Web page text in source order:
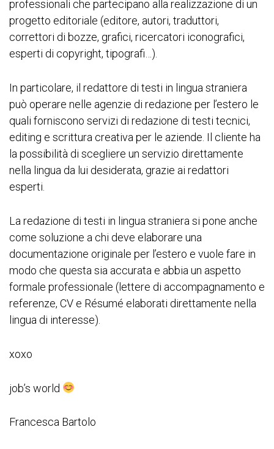
professionali che partecipano alla realizzazione di un
progetto editoriale (editore, autori, traduttori,
correttori di bozze, grafici, ricercatori iconografici,
esperti di copyright, tipografi…).
In particolare, il redattore di testi in lingua straniera
può operare nelle agenzie di redazione per l’estero le
quali forniscono servizi di redazione di testi tecnici,
editing e scrittura creativa per le aziende. Il cliente ha
la possibilità di scegliere un servizio direttamente
nella lingua da lui desiderata, grazie ai redattori
esperti.
La redazione di testi in lingua straniera si pone anche
come soluzione a chi deve elaborare una
documentazione originale per l’estero e vuole fare in
modo che questa sia accurata e abbia un aspetto
formale professionale (lettere di accompagnamento e
referenze, CV e Résumé elaborati direttamente nella
lingua di interesse).
xoxo
job’s world
Francesca Bartolo